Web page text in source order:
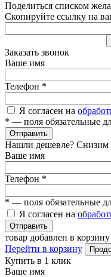
Поделиться списком
Скопируйте ссылку на
Заказать звонок
Ваше имя
Телефон *
Я согласен на
* — поля обязательные
Отправить
Нашли дешевле? Снизим
Ваше имя
Телефон *
* — поля обязательные
Я согласен на
Отправить
товар добавлен в корзину
Перейти в корзину
Купить в 1 клик
Ваше имя